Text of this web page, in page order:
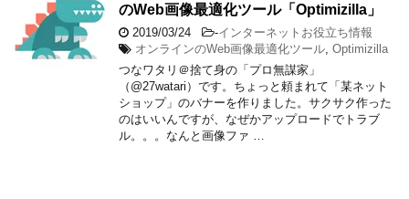
のWeb画像最適化ツール「Optimizilla」
2019/03/24 -インターネットお役立ち情報
オンラインのWeb画像最適化ツール Optimizilla
つなワタリ＠捨て身の「プロ無謀家」
（@27watari）です。ちょっと頼まれて「某ネット
ショップ」のバナーを作りました。サクサク作った
のはいいんですが、なぜかアップロードでトラブ
ル。。。なんと画像ファ …